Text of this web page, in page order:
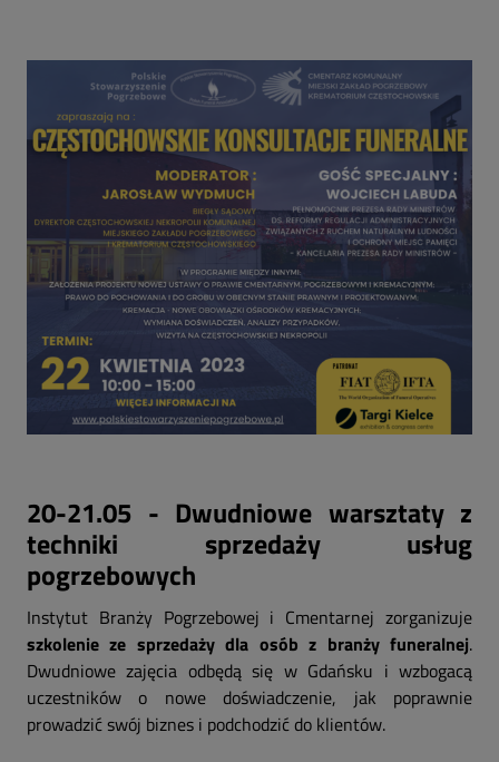
20-21.05 - Dwudniowe warsztaty z
techniki sprzedaży usług
pogrzebowych
Instytut Branży Pogrzebowej i Cmentarnej zorganizuje
szkolenie ze sprzedaży dla osób z branży funeralnej.
Dwudniowe zajęcia odbędą się w Gdańsku i wzbogacą
uczestników o nowe doświadczenie, jak poprawnie
prowadzić swój biznes i podchodzić do klientów.